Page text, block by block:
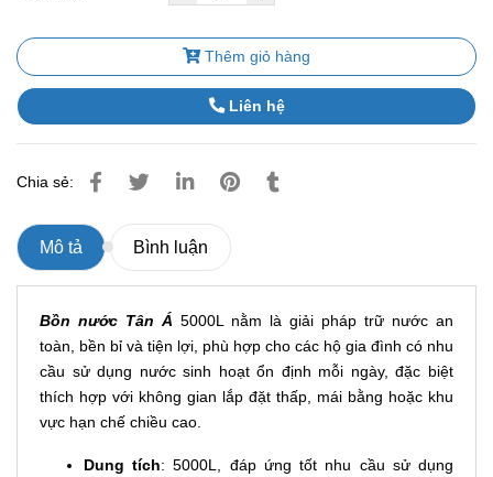
Thêm giỏ hàng
Liên hệ
Chia sẻ:
Mô tả Bình luận
Bồn nước Tân Á 5000L nằm là giải pháp trữ nước an
toàn, bền bỉ và tiện lợi, phù hợp cho các hộ gia đình có nhu
cầu sử dụng nước sinh hoạt ổn định mỗi ngày, đặc biệt
thích hợp với không gian lắp đặt thấp, mái bằng hoặc khu
vực hạn chế chiều cao.
Dung tích: 5000L, đáp ứng tốt nhu cầu sử dụng